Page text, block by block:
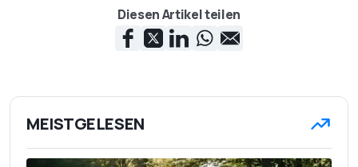
Diesen Artikel teilen
MEISTGELESEN